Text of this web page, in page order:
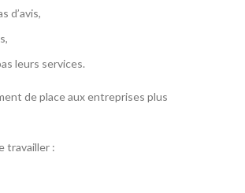
d’avis,
leurs services.
de place aux entreprises plus
travailler :